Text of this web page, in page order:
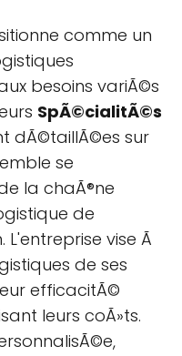
comme un
besoins variÃ©s
SpÃ©cialitÃ©s
dÃ©taillÃ©es sur
se
la chaÃ®ne
de
vise Ã
de ses
efficacitÃ©
leurs coÃ»ts.